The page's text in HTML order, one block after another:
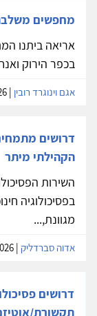
מחפשים
אריאה ביתנו
בכפר הירוק
אגם וינוגרד רובין
דרושים
הקהילתי מיתר
השירות
בפסיכולוגיה
מגוונת,...
אדוה סברדליק
דרושים
תקשורת/